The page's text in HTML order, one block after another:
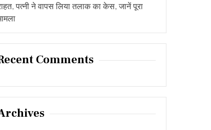
पत्नी ने वापस लिया तलाक का केस, जानें पूरा
Comments